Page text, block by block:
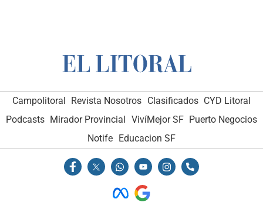
Campolitoral Revista Nosotros Clasificados CYD Litoral
Podcasts Mirador Provincial VivíMejor SF Puerto Negocios
Notife Educacion SF